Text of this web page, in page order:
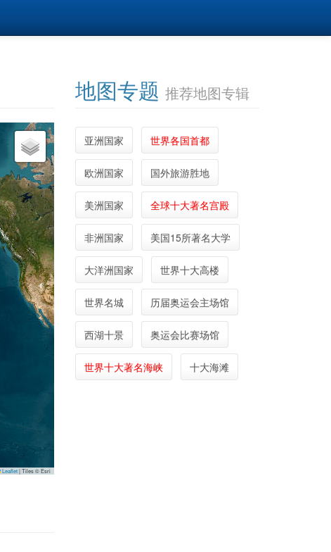
Leaflet |Tiles © Esri
地图专题 推荐地图专辑
亚洲国家 世界各国首都
欧洲国家 国外旅游胜地
美洲国家 全球十大著名宫殿
非洲国家 美国15所著名大学
大洋洲国家 世界十大高楼
世界名城 历届奥运会主场馆
西湖十景 奥运会比赛场馆
世界十大著名海峡 十大海滩